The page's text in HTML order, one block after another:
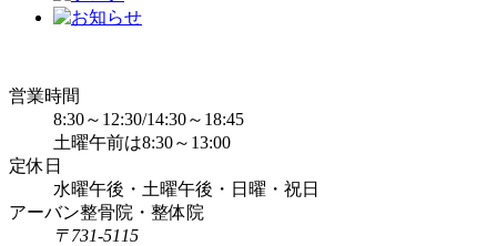
営業時間
8:30～12:30/14:30～18:45
土曜午前は8:30～13:00
定休日
水曜午後・土曜午後・日曜・祝日
アーバン整骨院・整体院
〒731-5115